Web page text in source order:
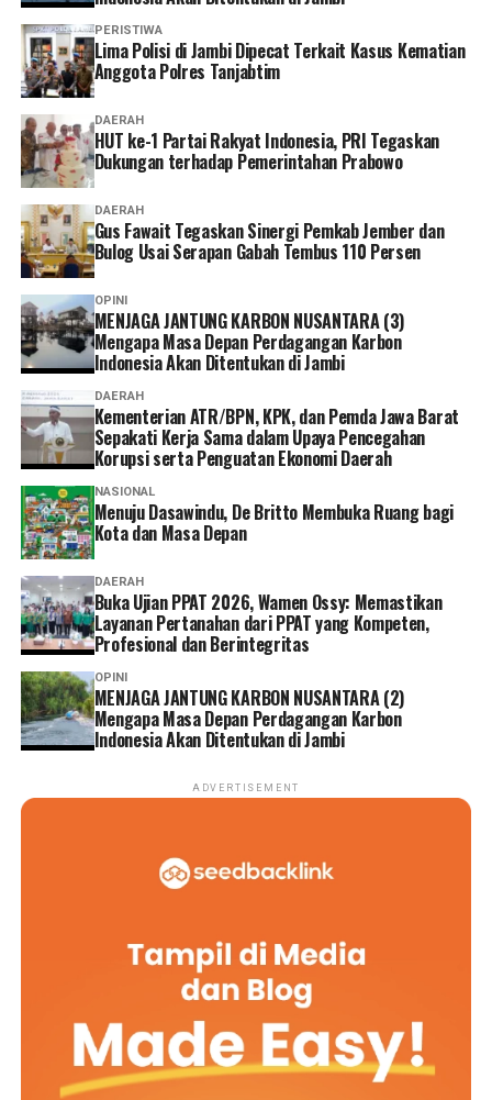
masing.
Ia pun menganggap kepesertaan JKN penting dimiliki
sebagai bentuk perlindungan kesehatan bagi diri sendiri
dan keluarga sekaligus mendukung keberlangsungan
Program JKN.
“Menurut saya, layanan non tatap muka ini sangat
memudahkan karena semua urusan administrasi bisa
diakses cukup melalui handphone. Saya berharap ke
depannya layanannya terus dikembangkan agar semakin
mudah digunakan dan kendala teknis bisa semakin
diminimalkan. Dengan begitu, peserta bisa mengurus
administrasi dengan lebih cepat tanpa harus datang dan
mengantre di kantor,” tuturnya. (*)
PERISTIWA
Lima Polisi di Jambi Dipecat Terkait Kasus Kematian
Anggota Polres Tanjabtim
DAERAH
HUT ke-1 Partai Rakyat Indonesia, PRI Tegaskan
Dukungan terhadap Pemerintahan Prabowo
DAERAH
Gus Fawait Tegaskan Sinergi Pemkab Jember dan
Bulog Usai Serapan Gabah Tembus 110 Persen
OPINI
MENJAGA JANTUNG KARBON NUSANTARA (3)
Mengapa Masa Depan Perdagangan Karbon
Indonesia Akan Ditentukan di Jambi
DAERAH
Kementerian ATR/BPN, KPK, dan Pemda Jawa Barat
Sepakati Kerja Sama dalam Upaya Pencegahan
Korupsi serta Penguatan Ekonomi Daerah
NASIONAL
Menuju Dasawindu, De Britto Membuka Ruang bagi
Kota dan Masa Depan
DAERAH
Buka Ujian PPAT 2026, Wamen Ossy: Memastikan
Layanan Pertanahan dari PPAT yang Kompeten,
Profesional dan Berintegritas
OPINI
MENJAGA JANTUNG KARBON NUSANTARA (2)
Mengapa Masa Depan Perdagangan Karbon
Indonesia Akan Ditentukan di Jambi
ADVERTISEMENT